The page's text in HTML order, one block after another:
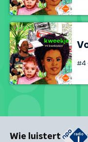
#4
Wie luistert